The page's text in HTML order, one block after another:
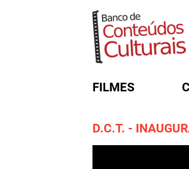
FILMES
D.C.T. -
FORMULÁRIO